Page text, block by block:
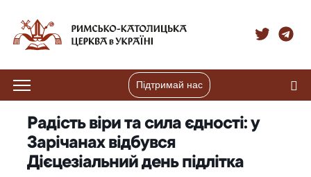
Підтримай нас
Радість віри та сила єдності: у
Зарічанах відбувся
Дієцезіальний день підлітка